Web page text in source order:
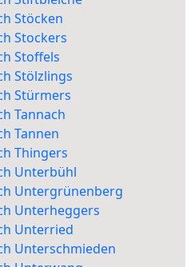
Stöcken
Stockers
Stoffels
Stölzlings
Stürmers
Tannach
Tannen
Thingers
Unterbühl
Untergrünenberg
Unterheggers
Unterried
Unterschmieden